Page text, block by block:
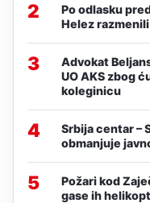
2
Po odlasku
Helez
3
Advokat
UO AKS zbog
koleginicu
4
Srbija centar –
obmanjuje
5
Požari kod
gase ih